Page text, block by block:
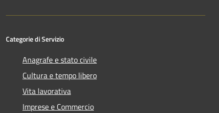
Categorie di Servizio
Anagrafe e stato civile
Cultura e tempo libero
Vita lavorativa
Imprese e Commercio